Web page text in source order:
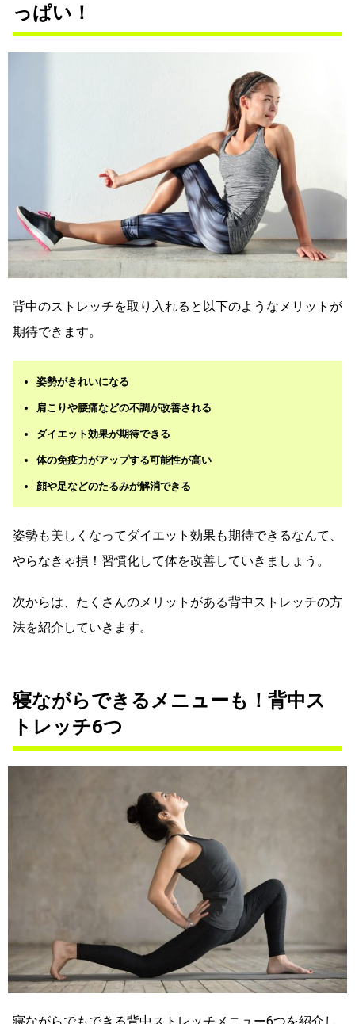
っぱい！
背中のストレッチを取り入れると以下のようなメリットが
期待できます。
姿勢がきれいになる
肩こりや腰痛などの不調が改善される
ダイエット効果が期待できる
体の免疫力がアップする可能性が高い
顔や足などのたるみが解消できる
姿勢も美しくなってダイエット効果も期待できるなんて、
やらなきゃ損！習慣化して体を改善していきましょう。
次からは、たくさんのメリットがある背中ストレッチの方
法を紹介していきます。
寝ながらできるメニューも！背中ス
トレッチ6つ
寝ながらでもできる背中ストレッチメニュー6つを紹介し